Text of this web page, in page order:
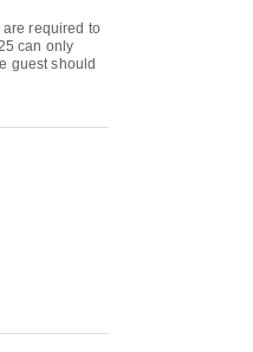
are required to
can only
guest should